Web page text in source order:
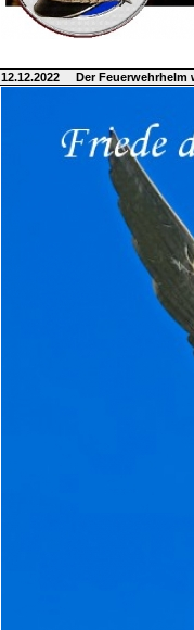
12.12.2022 Der